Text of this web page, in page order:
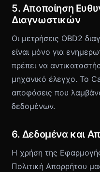
5. Αποποίηση
Διαγνωστικών
Οι μετρήσεις OBD2
είναι μόνο για
πρέπει να
μηχανικό έλεγχο. Το
αποφάσεις που
δεδομένων.
6. Δεδομένα και
Η χρήση της
Πολιτική Απορρήτου